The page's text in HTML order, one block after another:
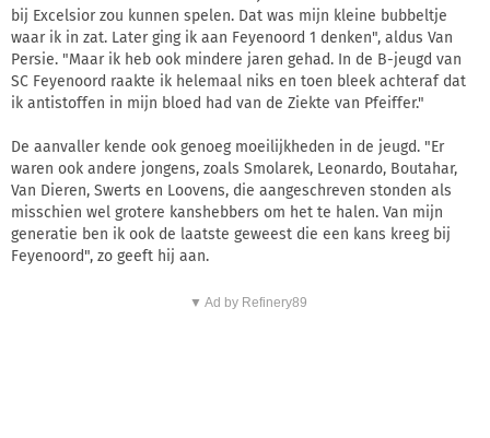
bij Excelsior zou kunnen spelen. Dat was mijn kleine bubbeltje
waar ik in zat. Later ging ik aan Feyenoord 1 denken", aldus Van
Persie. "Maar ik heb ook mindere jaren gehad. In de B-jeugd van
SC Feyenoord raakte ik helemaal niks en toen bleek achteraf dat
ik antistoffen in mijn bloed had van de Ziekte van Pfeiffer."
De aanvaller kende ook genoeg moeilijkheden in de jeugd. "Er
waren ook andere jongens, zoals Smolarek, Leonardo, Boutahar,
Van Dieren, Swerts en Loovens, die aangeschreven stonden als
misschien wel grotere kanshebbers om het te halen. Van mijn
generatie ben ik ook de laatste geweest die een kans kreeg bij
Feyenoord", zo geeft hij aan.
▼ Ad by Refinery89